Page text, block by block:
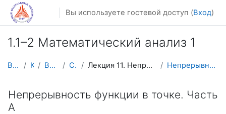
Перейти к основному содержанию
Вы используете гостевой доступ (Вход)
1.1–2 Математический анализ 1
В начало Курсы Видеолекции Calculus1 Лекция 11. Непрерывность функции в точке (Lecture ... Непрерывность функции в точке. Часть A
Непрерывность функции в точке. Часть
A